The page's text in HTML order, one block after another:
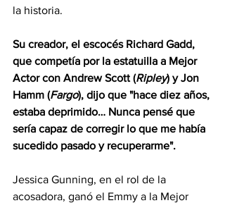
la historia.
Su creador, el escocés Richard Gadd,
que competía por la estatuilla a Mejor
Actor con Andrew Scott (Ripley) y Jon
Hamm (Fargo), dijo que "hace diez años,
estaba deprimido… Nunca pensé que
sería capaz de corregir lo que me había
sucedido pasado y recuperarme".
Jessica Gunning, en el rol de la
acosadora, ganó el Emmy a la Mejor